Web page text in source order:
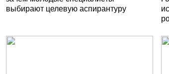
выбирают целевую аспирантуру